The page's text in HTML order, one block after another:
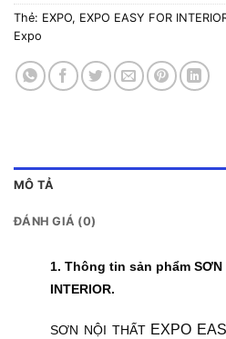
Thẻ: EXPO, EXPO EASY FOR
Expo
MÔ TẢ
ĐÁNH GIÁ (0)
1. Thông tin sản phẩm SƠN
INTERIOR.
SƠN NỘI THẤT EXPO